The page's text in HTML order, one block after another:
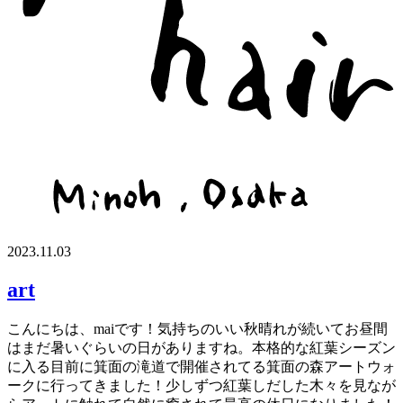
2023.11.03
art
こんにちは、maiです！気持ちのいい秋晴れが続いてお昼間
はまだ暑いぐらいの日がありますね。本格的な紅葉シーズン
に入る目前に箕面の滝道で開催されてる箕面の森アートウォ
ークに行ってきました！少しずつ紅葉しだした木々を見なが